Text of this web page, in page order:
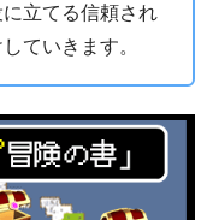
立てる信頼され
ていきます。